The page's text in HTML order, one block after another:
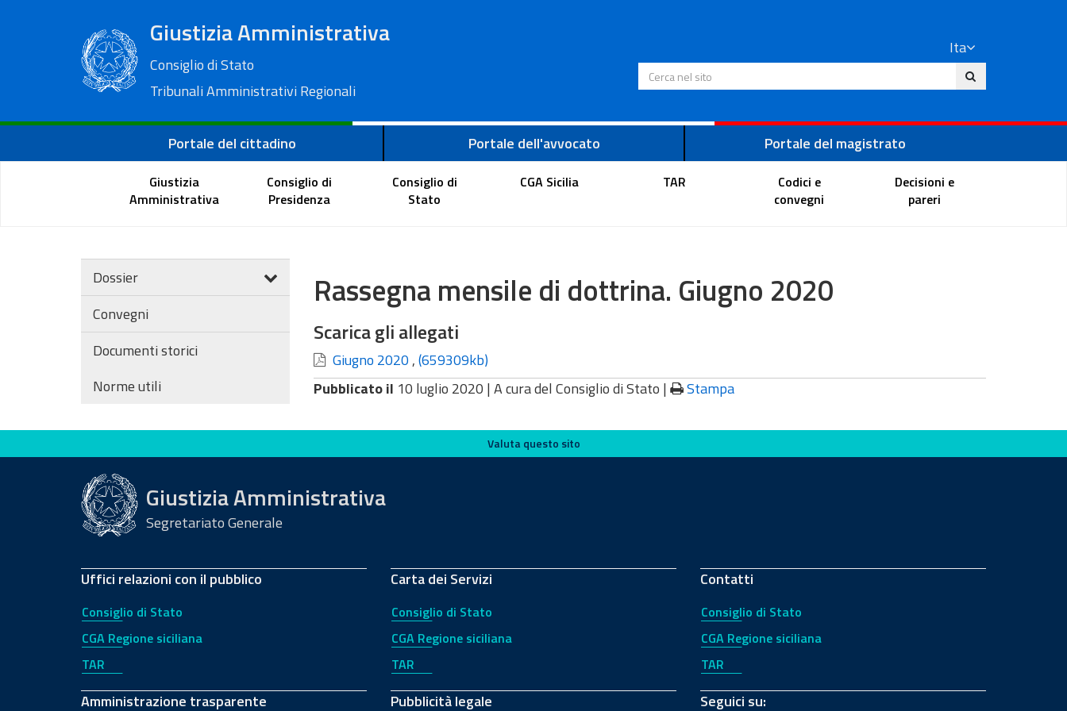
Giustizia Amministrativa
Consiglio di Stato
Tribunali Amministrativi Regionali
Ita
Cerca nel sito
Portale del cittadino Portale dell'avvocato Portale del magistrato
Giustizia
Amministrativa
Consiglio di
Presidenza
Consiglio di
Stato
CGA Sicilia TAR
Codici e
convegni
Decisioni e
pareri
Dossier
Convegni
Documenti storici
Norme utili
Rassegna mensile di dottrina. Giugno 2020
Scarica gli allegati
Giugno 2020 ,(659309kb)
Pubblicato il 10 luglio 2020 | A cura del Consiglio di Stato | Stampa
Valuta questo sito Valuta questo sito
Giustizia Amministrativa
Segretariato Generale
Uffici relazioni con il pubblico
Consiglio di Stato
CGA Regione siciliana
TAR
Amministrazione trasparente
Carta dei Servizi
Consiglio di Stato
CGA Regione siciliana
TAR
Pubblicità legale
Contatti
Consiglio di Stato
CGA Regione siciliana
TAR
Seguici su: